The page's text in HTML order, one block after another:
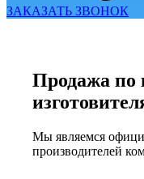
ЗАКАЗАТЬ ЗВОНОК
Продажа по
Мы являемся
производителей